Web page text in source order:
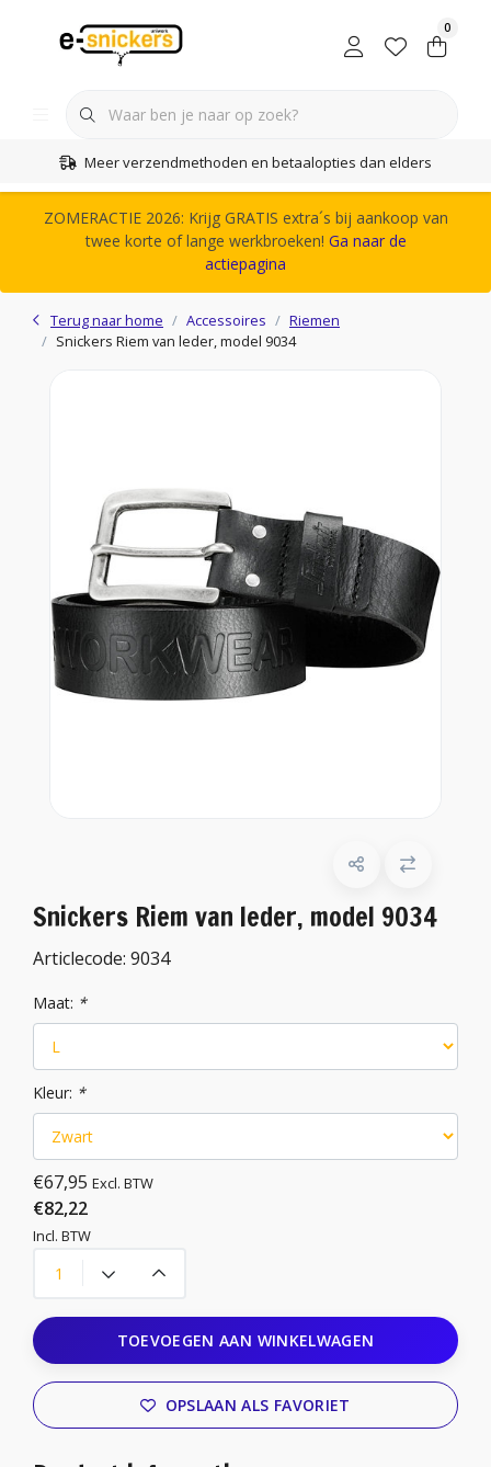
0
Meer verzendmethoden en betaalopties dan elders
ZOMERACTIE 2026: Krijg GRATIS extra´s bij aankoop van
twee korte of lange werkbroeken! Ga naar de
actiepagina
Terug naar home Accessoires
Riemen
Snickers Riem van leder, model 9034
Snickers Riem van leder, model 9034
Articlecode: 9034
Maat: *
Kleur: *
€67,95 Excl. BTW
€82,22
Incl. BTW
TOEVOEGEN AAN WINKELWAGEN
OPSLAAN ALS FAVORIET